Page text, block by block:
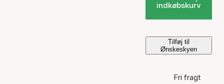
indkøbskurv
Tilføj til
Ønskeskyen
Fri fragt